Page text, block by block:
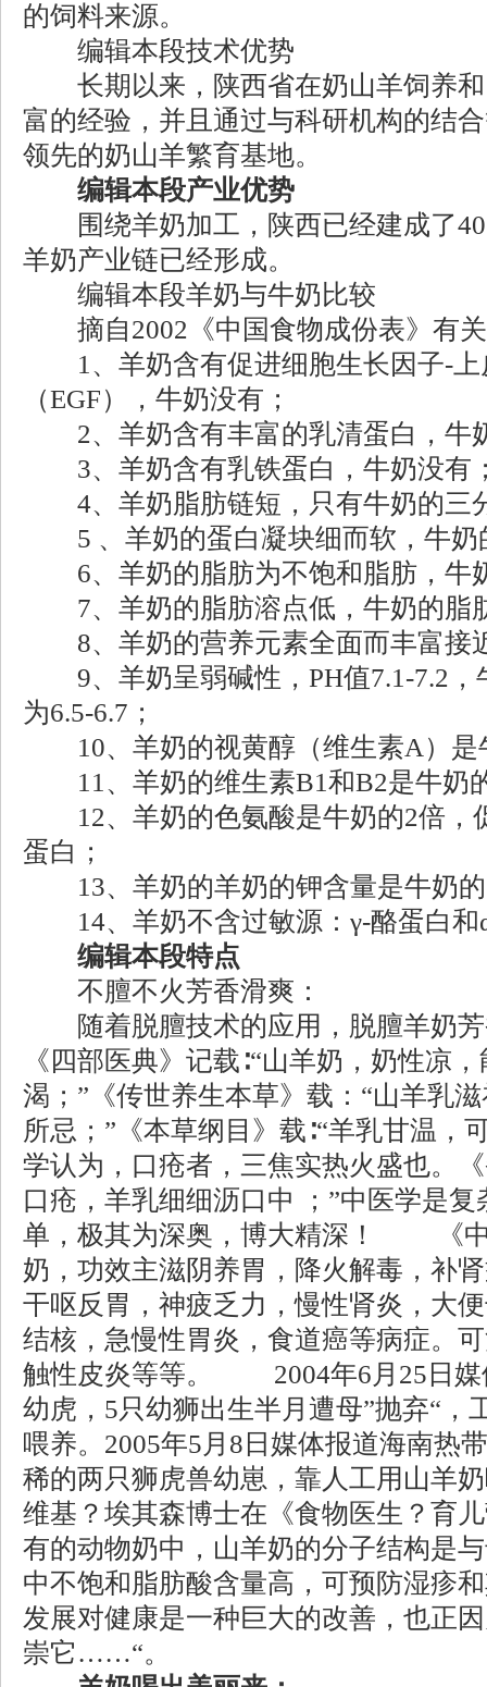
的饲料来源。
编辑本段技术优势
长期以来，陕西省在奶山羊饲养和
富的经验，并且通过与科研机构的结
领先的奶山羊繁育基地。
编辑本段产业优势
围绕羊奶加工，陕西已经建成了40
羊奶产业链已经形成。
编辑本段羊奶与牛奶比较
摘自2002《中国食物成份表》有
1、羊奶含有促进细胞生长因子-上
（EGF），牛奶没有；
2、羊奶含有丰富的乳清蛋白，牛
3、羊奶含有乳铁蛋白，牛奶没有
4、羊奶脂肪链短，只有牛奶的三
5 、羊奶的蛋白凝块细而软，牛奶
6、羊奶的脂肪为不饱和脂肪，牛
7、羊奶的脂肪溶点低，牛奶的脂
8、羊奶的营养元素全面而丰富接
9、羊奶呈弱碱性，PH值7.1-7.2，
为6.5-6.7；
10、羊奶的视黄醇（维生素A）是
11、羊奶的维生素B1和B2是牛奶
12、羊奶的色氨酸是牛奶的2倍，
蛋白；
13、羊奶的羊奶的钾含量是牛奶的
14、羊奶不含过敏源：γ-酪蛋白和
编辑本段特点
不膻不火芳香滑爽：
随着脱膻技术的应用，脱膻羊奶芳
《四部医典》记载∶“山羊奶，奶性凉
渴；”《传世养生本草》载：“山羊乳
所忌；”《本草纲目》载∶“羊乳甘温，
学认为，口疮者，三焦实热火盛也。
口疮，羊乳细细沥口中 ；”中医学是
单，极其为深奥，博大精深！ 《中
奶，功效主滋阴养胃，降火解毒，补
干呕反胃，神疲乏力，慢性肾炎，大
结核，急慢性胃炎，食道癌等病症。
触性皮炎等等。 2004年6月25日媒
幼虎，5只幼狮出生半月遭母”抛弃“，
喂养。2005年5月8日媒体报道海南热
稀的两只狮虎兽幼崽，靠人工用山羊
维基？埃其森博士在《食物医生？育
有的动物奶中，山羊奶的分子结构是
中不饱和脂肪酸含量高，可预防湿疹
发展对健康是一种巨大的改善，也正
崇它……“。